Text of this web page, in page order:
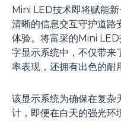
Mini LED技术即将赋能
清晰的信息交互守护道路
体验。将富采的Mini
字显示系统中，不仅带来
率表现，还拥有出色的耐
该显示系统为确保在复杂
计，即便在白天的强光环